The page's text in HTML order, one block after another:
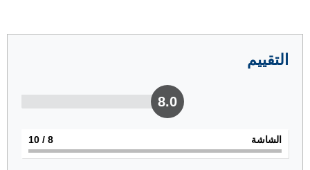
التقييم
8.0
الشاشة 8
/ 10